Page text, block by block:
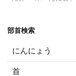
部首検索
にんにょう
首